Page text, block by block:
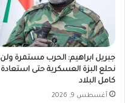
جبريل ابراهيم: الحرب مستمرة ولن
نحلع البزة العسكرية حتى استعادة
كامل البلاد
أغسطس 9, 2026